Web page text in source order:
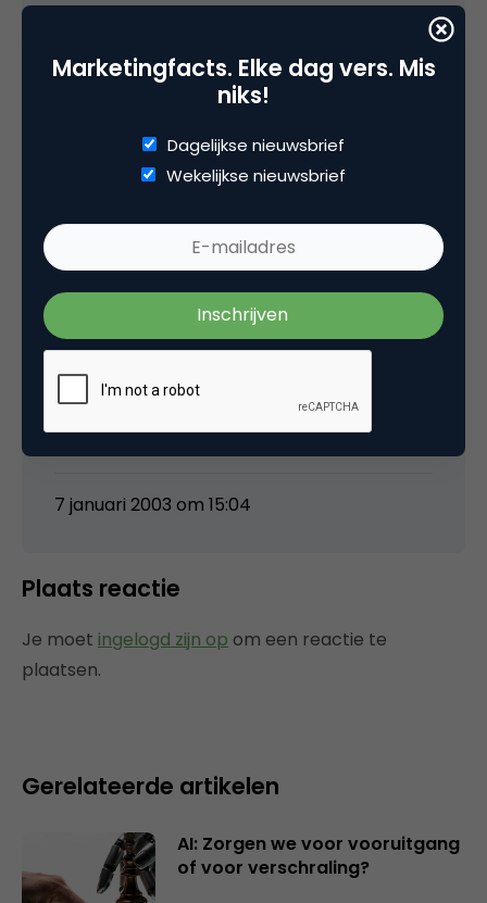
TROS in 2002 best bekeken publieke
De TROS sloot vorig jaar af met een lichte
stijging van het aantal leden (tot ruim
500.000) en een gemiddeld marktaandeel van
15,3%, waardoor de vereniging in 2002 de best
bekeken ledengebonden omroep was. De
bladen Troskompas en de tv-krant trokken
meer abonnees (530.000).
7 januari 2003 om 15:04
Plaats reactie
Je moet ingelogd zijn op om een reactie te
plaatsen.
Gerelateerde artikelen
AI: Zorgen we voor vooruitgang
of voor verschraling?
Marketingfacts. Elke dag vers. Mis
niks!
Dagelijkse nieuwsbrief
Wekelijkse nieuwsbrief